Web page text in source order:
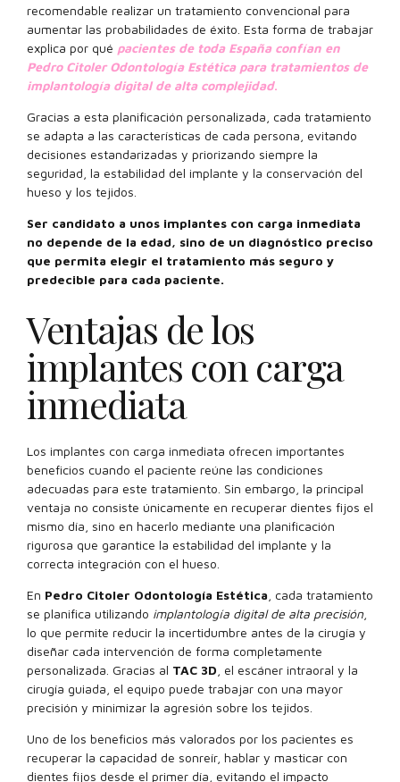
recomendable realizar un tratamiento convencional para
aumentar las probabilidades de éxito. Esta forma de trabajar
explica por qué pacientes de toda España confían en
Pedro Citoler Odontología Estética para tratamientos de
implantología digital de alta complejidad.
Gracias a esta planificación personalizada, cada tratamiento
se adapta a las características de cada persona, evitando
decisiones estandarizadas y priorizando siempre la
seguridad, la estabilidad del implante y la conservación del
hueso y los tejidos.
Ser candidato a unos implantes con carga inmediata
no depende de la edad, sino de un diagnóstico preciso
que permita elegir el tratamiento más seguro y
predecible para cada paciente.
Ventajas de los
implantes con carga
inmediata
Los implantes con carga inmediata ofrecen importantes
beneficios cuando el paciente reúne las condiciones
adecuadas para este tratamiento. Sin embargo, la principal
ventaja no consiste únicamente en recuperar dientes fijos el
mismo día, sino en hacerlo mediante una planificación
rigurosa que garantice la estabilidad del implante y la
correcta integración con el hueso.
En Pedro Citoler Odontología Estética , cada tratamiento
se planifica utilizando implantología digital de alta precisión
lo que permite reducir la incertidumbre antes de la cirugía y
diseñar cada intervención de forma completamente
personalizada. Gracias al TAC 3D , el escáner intraoral y la
cirugía guiada, el equipo puede trabajar con una mayor
precisión y minimizar la agresión sobre los tejidos.
Uno de los beneficios más valorados por los pacientes es
recuperar la capacidad de sonreír, hablar y masticar con
dientes fijos desde el primer día, evitando el impacto